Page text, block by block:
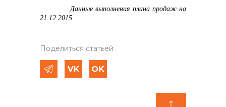
Данные выполнения плана продаж на
21.12.2015.
Поделиться статьей